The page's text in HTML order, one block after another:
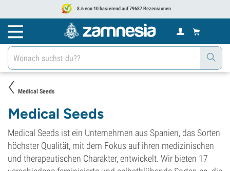
8.6 von 10 basierend auf 79687 Rezensionen
Medical Seeds
Medical Seeds
Medical Seeds ist ein Unternehmen aus Spanien, das Sorten
höchster Qualität, mit dem Fokus auf ihren medizinischen
und therapeutischen Charakter, entwickelt. Wir bieten 17